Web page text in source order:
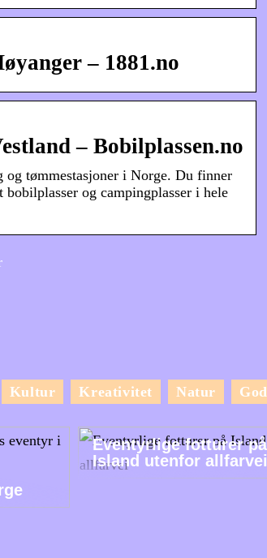
– 1881.no
– Bobilplassen.no
tømmestasjoner i Norge. Du finner
bobilplasser og campingplasser i hele
Kultur Kreativitet Natur
Eventyrlige fotturer på
Island utenfor allfarvei